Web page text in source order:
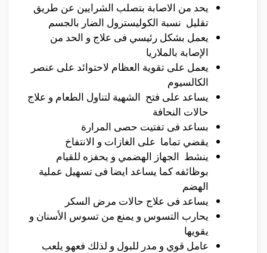
يحد من الاصابة بتصلب الشرايين عن طريق
تقليل نسبة الكوليسترول الضار بالجسم
يعمل بشكل رئيسي فى علاج و الحد من
الإصابة بالملاريا
يعمل على تقوية العظام لاحتوائد على عنصر
الكالسيوم
يساعد على فتح الشهية لتناول الطعام و علاج
حالات النحافة
بساعد فى تفتيت حصى المرارة
يقضي تماما على الغازات و الانتفاخ
ينشط الجهاز الهضمي و يحفزه للقيام
بوظائفه كما يساعد ايضا فى تسهيل عملية
الهضم
يساعد فى علاج حالات مرض السكر
يحارب التسوس و يمنع من تسوس الأسنان و
يقويها
عامل قوي و مدر للبول و لذلك فعهو يلعب